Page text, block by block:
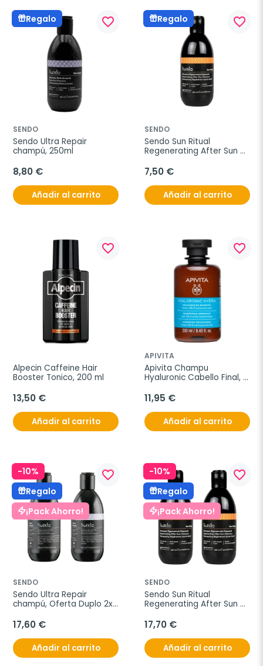
Regalo favorite_border
SENDO
Sendo Ultra Repair
champú, 250ml
8,80 €
Añadir al carrito
Regalo favorite_border
SENDO
Sendo Sun Ritual
Regenerating After Sun
7,50 €
Añadir al carrito
favorite_border
Alpecin Caffeine Hair
Booster Tonico, 200 ml
13,50 €
Añadir al carrito
favorite_border
APIVITA
Apivita Champu
Hyaluronic Cabello Final,
11,95 €
Añadir al carrito
-10%
Regalo
¡Pack Ahorro!
favorite_border
SENDO
Sendo Ultra Repair
champú, Oferta Duplo 2x
17,60 €
Añadir al carrito
-10%
Regalo
¡Pack Ahorro!
favorite_border
SENDO
Sendo Sun Ritual
Regenerating After Sun
2x 250 ml
17,70 €
Añadir al carrito